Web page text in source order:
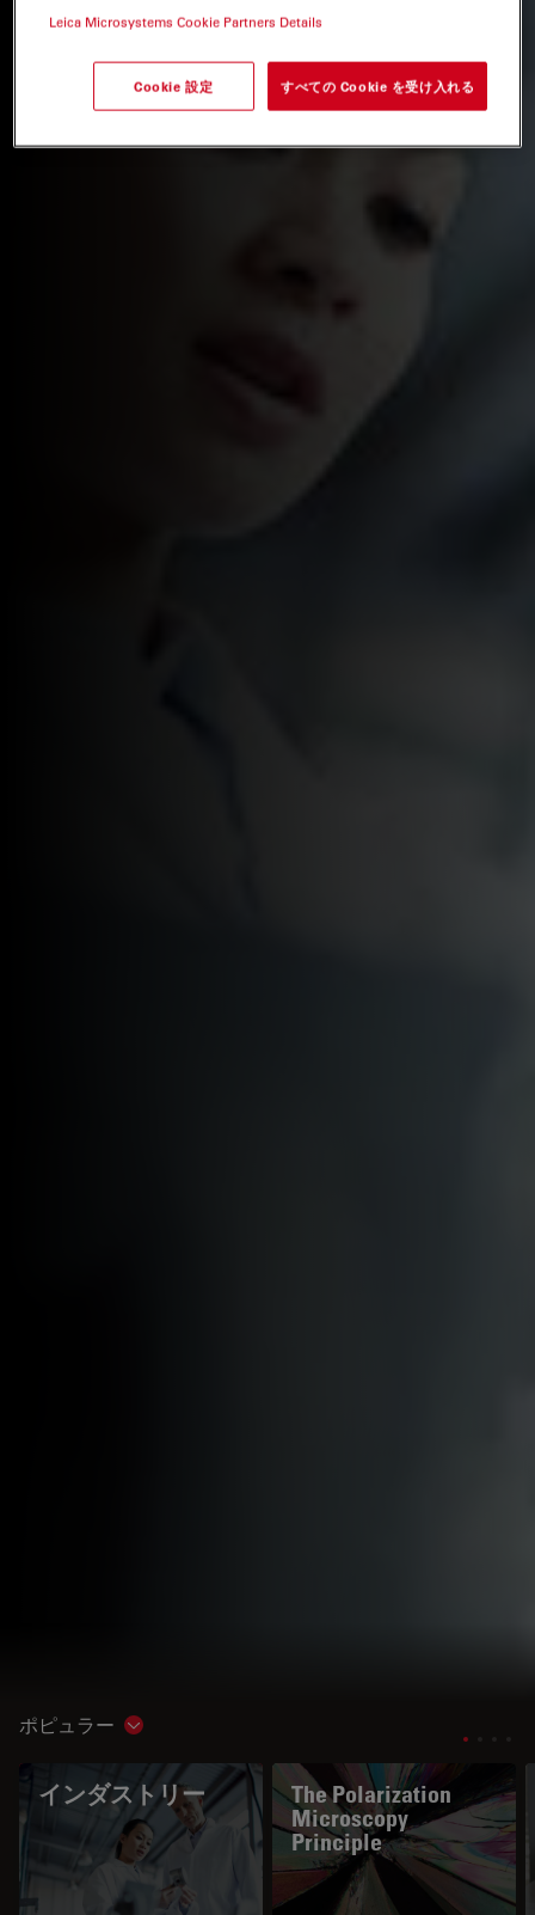
ポピュラー Show subnavigation
インダストリー
The Polarization
Microscopy
Principle
Leica Microsystems Cookie Partners Details
Cookie 設定 すべての Cookie を受け入れる